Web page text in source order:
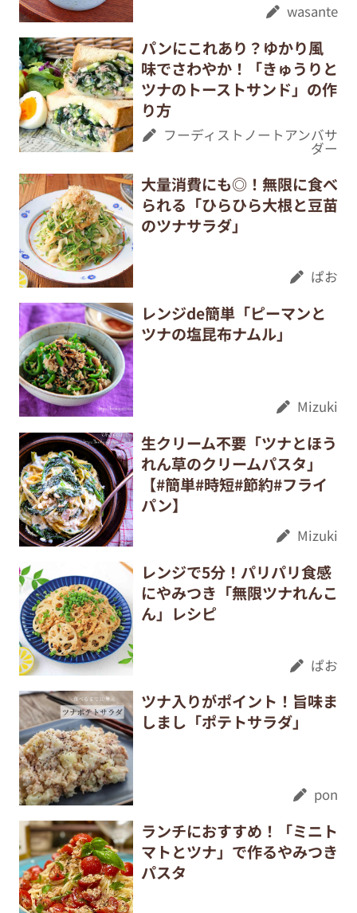
wasante
パンにこれあり？ゆかり風
味でさわやか！「きゅうりと
ツナのトーストサンド」の作
り方
フーディストノートアンバサ
ダー
大量消費にも◎！無限に食べ
られる「ひらひら大根と豆苗
のツナサラダ」
ぱお
レンジde簡単「ピーマンと
ツナの塩昆布ナムル」
Mizuki
生クリーム不要「ツナとほう
れん草のクリームパスタ」
【#簡単#時短#節約#フライ
パン】
Mizuki
レンジで5分！パリパリ食感
にやみつき「無限ツナれんこ
ん」レシピ
ぱお
ツナ入りがポイント！旨味ま
しまし「ポテトサラダ」
pon
ランチにおすすめ！「ミニト
マトとツナ」で作るやみつき
パスタ